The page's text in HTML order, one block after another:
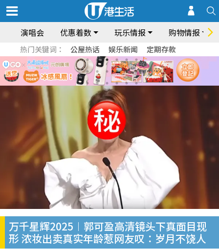
演唱会 优惠着数 玩乐情报 购物情报
热门关键词： 公屋热话 娱乐新闻 定期存款
万千星辉2025︱郭可盈高清镜头下真面目现
形 浓妆出卖真实年龄惹网友叹：岁月不饶人